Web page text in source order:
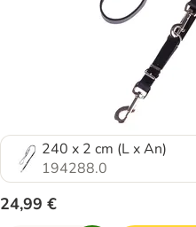
240 x 2 cm (L x An)
194288.0
24,99 €